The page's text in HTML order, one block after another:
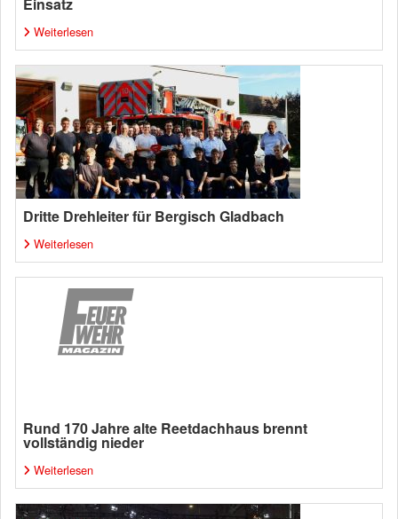
Weiterlesen
Dritte Drehleiter für Bergisch Gladbach
Weiterlesen
Rund 170 Jahre alte Reetdachhaus brennt
vollständig nieder
Weiterlesen